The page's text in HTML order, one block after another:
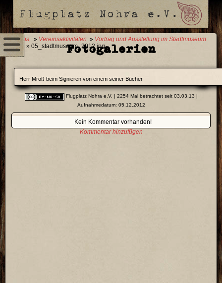
0 Fotos » Vereinsaktivitäten » Vortrag und Ausstellung im Stadtmuseum
2012
» 05_stadtmuseum_2012.jpgFotogalerien
Herr Mroß beim Signieren von einem seiner Bücher
Flugplatz Nohra e.V. | 2254 Mal betrachtet seit 03.03.13 |
Aufnahmedatum: 05.12.2012
Kein Kommentar vorhanden!
Kommentar hinzufügen